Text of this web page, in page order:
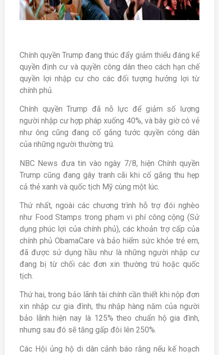
Chính quyền Trump đang thúc đẩy giảm thiểu đáng kể
quyền định cư và quyền công dân theo cách hạn chế
quyền lợi nhập cư cho các đối tượng hưởng lợi từ
chính phủ.
Chính quyền Trump đã nỗ lực để giảm số lượng
người nhập cư hợp pháp xuống 40%, và bây giờ có vẻ
như ông cũng đang cố gắng tước quyền công dân
của những người thường trú.
NBC News đưa tin vào ngày 7/8, hiện Chính quyền
Trump cũng đang gây tranh cãi khi cố gắng thu hẹp
cả thẻ xanh và quốc tịch Mỹ cùng một lúc.
Thứ nhất, ngoài các chương trình hỗ trợ đói nghèo
như Food Stamps trong phạm vi phí công cộng (Sử
dụng phúc lợi của chính phủ), các khoản trợ cấp của
chính phủ ObamaCare và bảo hiểm sức khỏe trẻ em,
đã được sử dụng hầu như là những người nhập cư
đang bị từ chối các đơn xin thường trú hoặc quốc
tịch.
Thứ hai, trong bảo lãnh tài chính cần thiết khi nộp đơn
xin nhập cư gia đình, thu nhập hàng năm của người
bảo lãnh hiện nay là 125% theo chuẩn hộ gia đình,
nhưng sau đó sẽ tăng gấp đôi lên 250%.
Các Hội ủng hộ di dân cảnh báo rằng nếu kế hoạch